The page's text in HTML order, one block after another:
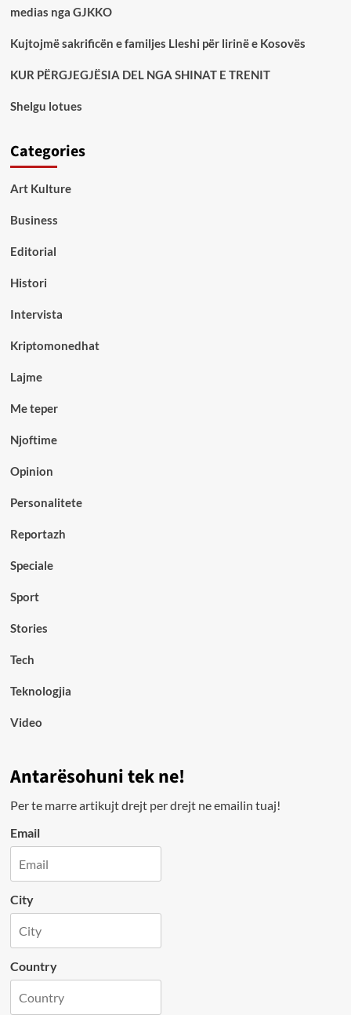
medias nga GJKKO
Kujtojmë sakrificën e familjes Lleshi për lirinë e Kosovës
KUR PËRGJEGJËSIA DEL NGA SHINAT E TRENIT
Shelgu lotues
Categories
Art Kulture
Business
Editorial
Histori
Intervista
Kriptomonedhat
Lajme
Me teper
Njoftime
Opinion
Personalitete
Reportazh
Speciale
Sport
Stories
Tech
Teknologjia
Video
Antarësohuni tek ne!
Per te marre artikujt drejt per drejt ne emailin tuaj!
Email
City
Country